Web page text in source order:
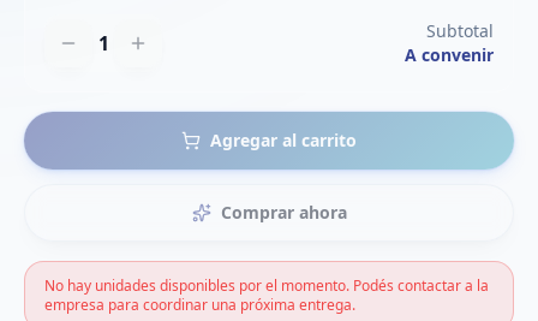
1
Subtotal
A convenir
Agregar al carrito
Comprar ahora
No hay unidades disponibles por el momento. Podés contactar a la
empresa para coordinar una próxima entrega.